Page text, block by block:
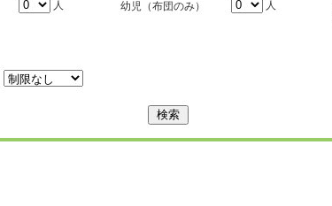
人 幼児（布団のみ） 人